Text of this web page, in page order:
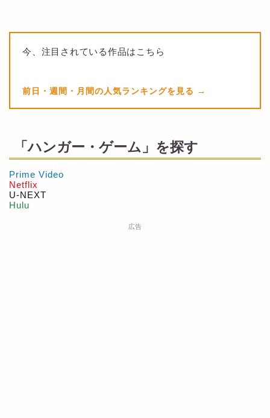
今、注目されている作品はこちら
前日・週間・月間の人気ランキングを見る
「ハンガー・ゲーム」を探す
Prime Video
Netflix
U-NEXT
Hulu
広告